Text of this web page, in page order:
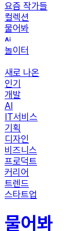
요즘 작가들
컬렉션
물어봐
놀이터
새로 나온
인기
개발
AI
IT서비스
기획
디자인
비즈니스
프로덕트
커리어
트렌드
스타트업
물어봐